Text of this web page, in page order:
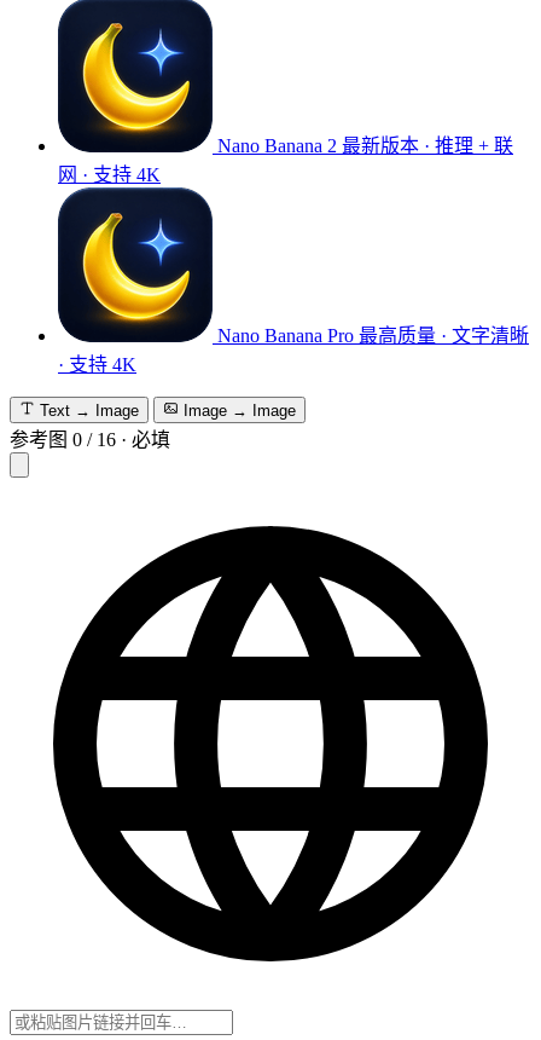
Nano Banana 2 最新版本 · 推理 + 联
网 · 支持 4K
Nano Banana Pro 最高质量 · 文字清晰
· 支持 4K
Text → Image Image → Image
参考图 0 / 16 · 必填